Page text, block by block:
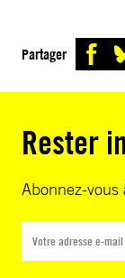
Partager
Rester
Abonnez-